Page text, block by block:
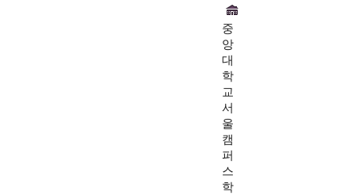
중
앙
대
학
교
서
울
캠
퍼
스
학